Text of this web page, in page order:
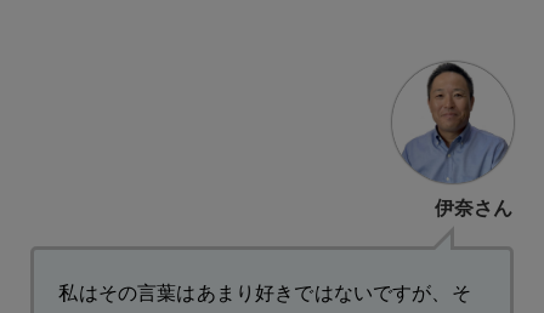
伊奈さん
私はその言葉はあまり好きではないですが、そ